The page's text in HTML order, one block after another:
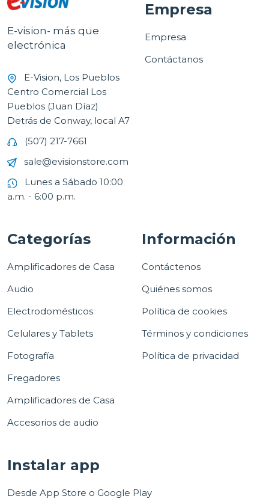
E-vision- más que
electrónica
E-Vision, Los Pueblos
Centro Comercial Los
Pueblos (Juan Díaz)
Detrás de Conway, local A7
(507) 217-7661
sale@evisionstore.com
Lunes a Sábado 10:00
a.m. - 6:00 p.m.
Empresa
Empresa
Contáctanos
Categorías
Amplificadores de Casa
Audio
Electrodomésticos
Celulares y Tablets
Fotografía
Fregadores
Amplificadores de Casa
Accesorios de audio
Información
Contáctenos
Quiénes somos
Política de cookies
Términos y condiciones
Política de privacidad
Instalar app
Desde App Store o Google Play